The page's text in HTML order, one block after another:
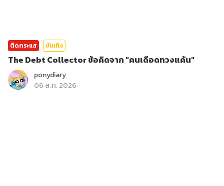
ติดกระแส บันเทิง
The Debt Collector ข้อคิดจาก "คนเดือดทวงแค้น"
ponydiary
06 ส.ค. 2026